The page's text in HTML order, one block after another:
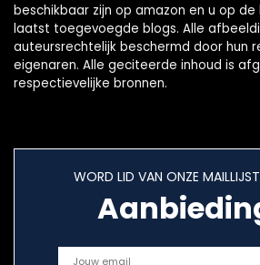
beschikbaar zijn op amazon en u op
laatst toegevoegde blogs. Alle
auteursrechtelijk beschermd door hun
eigenaren. Alle geciteerde inhoud is
respectievelijke bronnen.
WORD LID VAN ONZE